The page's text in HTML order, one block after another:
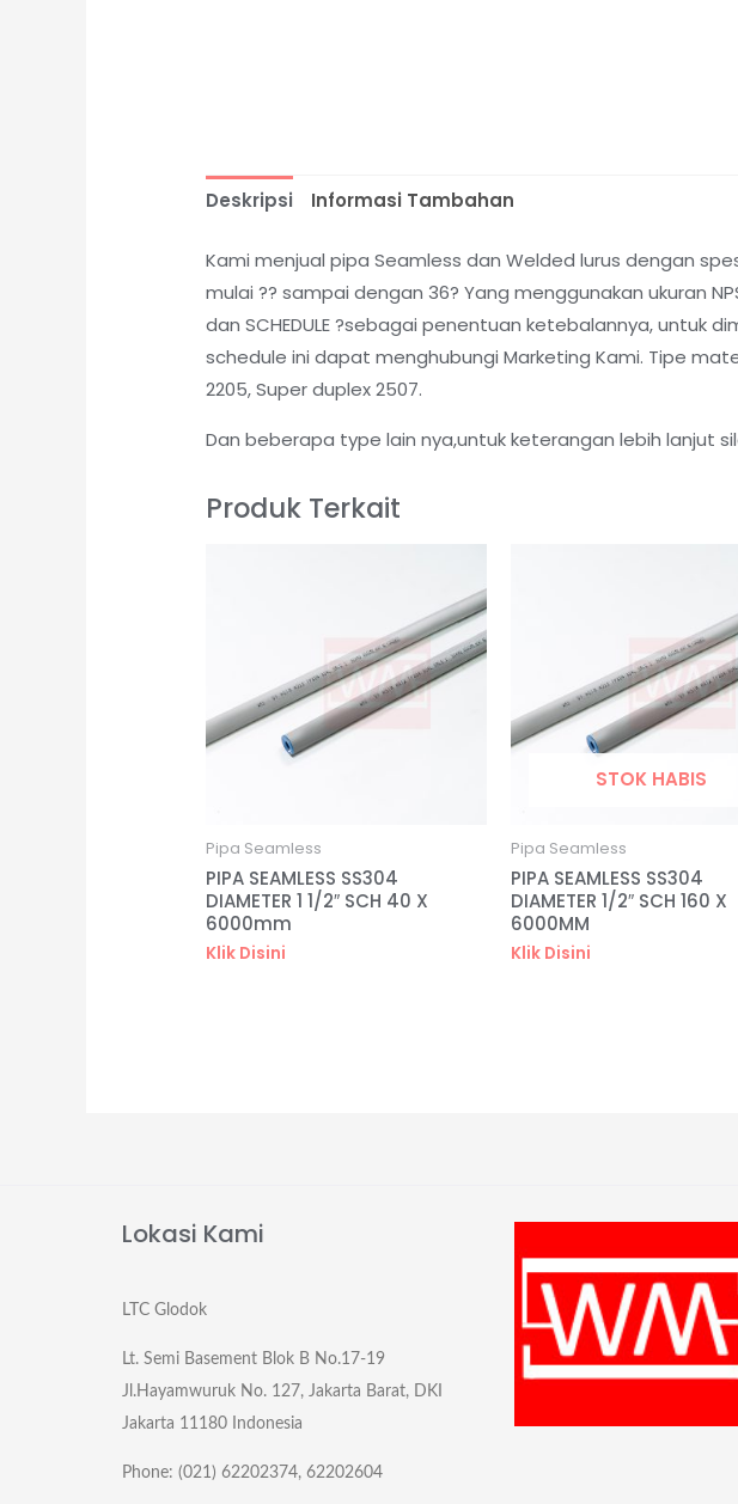
Deskripsi Informasi Tambahan
Kami menjual pipa Seamless dan Welded lurus dengan
mulai ?? sampai dengan 36? Yang menggunakan ukuran
dan SCHEDULE ?sebagai penentuan ketebalannya, untuk
schedule ini dapat menghubungi Marketing Kami. Tipe
2205, Super duplex 2507.
Dan beberapa type lain nya,untuk keterangan lebih lanjut
Produk Terkait
Pipa Seamless
PIPA SEAMLESS SS304
DIAMETER 1 1/2″ SCH 40 X
6000mm
Klik Disini
STOK HABIS
Pipa Seamless
PIPA SEAMLESS SS304
DIAMETER 1/2″ SCH 160 X
6000MM
Klik Disini
Lokasi Kami
LTC Glodok
Lt. Semi Basement Blok B No.17-19
Jl.Hayamwuruk No. 127, Jakarta Barat, DKI
Jakarta 11180 Indonesia
Phone: (021) 62202374, 62202604